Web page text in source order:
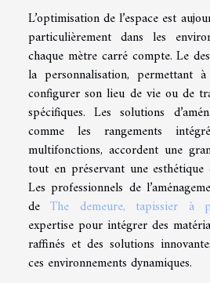
L’optimisation de l’espace est
particulièrement dans les
chaque mètre carré compte. Le
la personnalisation, permettant
configurer son lieu de vie ou de
spécifiques. Les solutions
comme les rangements
multifonctions, accordent une
tout en préservant une esthétique
Les professionnels de
deThe demeure, tapissier à
expertise pour intégrer des
raffinés et des solutions
ces environnements dynamiques.